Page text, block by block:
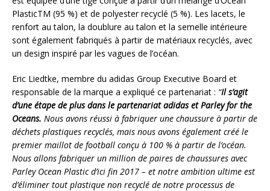
PlasticTM (95 %) et de polyester recyclé (5 %). Les lacets, le
renfort au talon, la doublure au talon et la semelle intérieure
sont également fabriqués à partir de matériaux recyclés, avec
un design inspiré par les vagues de l’océan.
Eric Liedtke, membre du adidas Group Executive Board et
responsable de la marque a expliqué ce partenariat : “Il s’agit
d’une étape de plus dans le partenariat adidas et Parley for the
Oceans. Nous avons réussi à fabriquer une chaussure à partir de
déchets plastiques recyclés, mais nous avons également créé le
premier maillot de football conçu à 100 % à partir de l’océan.
Nous allons fabriquer un million de paires de chaussures avec
Parley Ocean Plastic d’ici fin 2017 – et notre ambition ultime est
d’éliminer tout plastique non recyclé de notre processus de